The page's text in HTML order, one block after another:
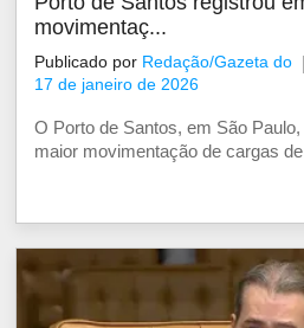
movimentaç...
Publicado por Redação/Gazeta do
17 de janeiro de 2026
O Porto de Santos, em São
maior movimentação de cargas